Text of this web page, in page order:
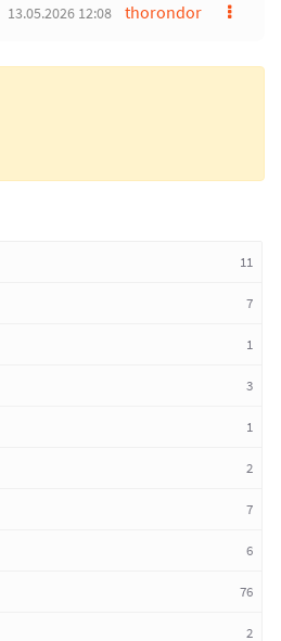
thorondor
13.05.2026 12:08
11
7
1
3
1
2
7
6
76
2